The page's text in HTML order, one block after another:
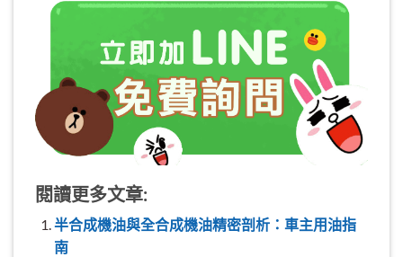
閱讀更多文章:
半合成機油與全合成機油精密剖析：車主用油指
南